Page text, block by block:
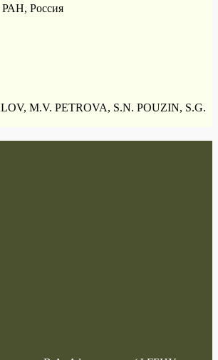
Россия
M.V. PETROVA, S.N. POUZIN, S.G.